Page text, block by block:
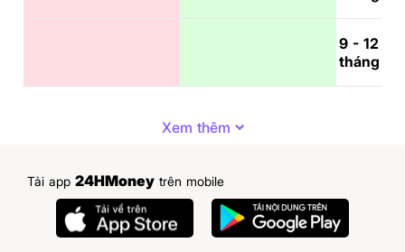
9 - 12
tháng
Xem thêm
Tải app 24HMoney trên mobile